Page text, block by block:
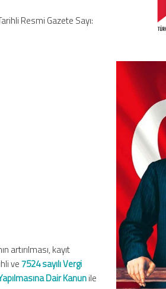
Resmi Gazete Sayı:
artırılması, kayıt
ve7524 sayılı Vergi
Dair Kanunile